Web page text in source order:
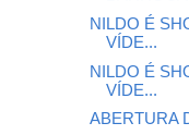
NILDO É
VÍDE...
NILDO É
VÍDE...
ABERTURA